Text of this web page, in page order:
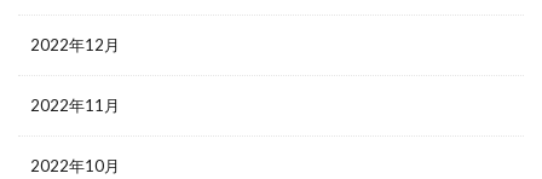
2022年12月
2022年11月
2022年10月